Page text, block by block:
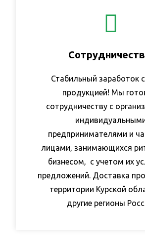
Стабильный заработок
продукцией! Мы
сотрудничеству с
предпринимателями и
лицами, занимающихся
бизнесом, с учетом их
предложений. Доставка
территории Курской
другие регионы